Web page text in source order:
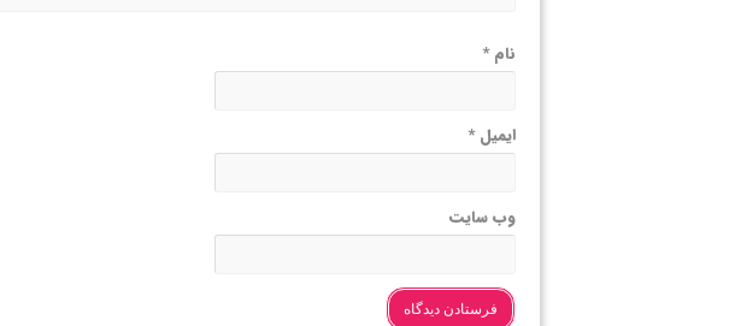
نام*
ایمیل*
وب‌ سایت